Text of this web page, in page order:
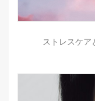
ストレスケア